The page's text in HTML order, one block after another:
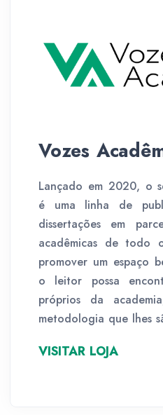
Vozes
Lançado em 2020, o
é uma linha de
dissertações em
acadêmicas de
promover um espaço
o leitor possa
próprios da
metodologia que lhes
VISITAR LOJA